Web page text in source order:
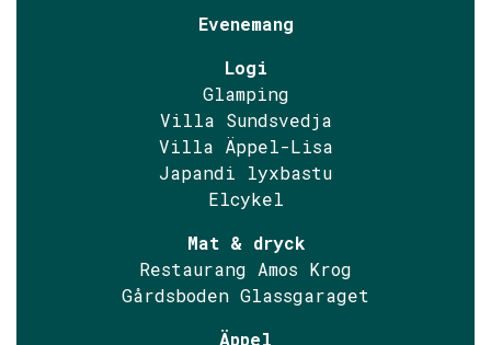
Evenemang
Logi
Glamping
Villa Sundsvedja
Villa Äppel-Lisa
Japandi lyxbastu
Elcykel
Mat & dryck
Restaurang Amos Krog
Gårdsboden Glassgaraget
Äppel